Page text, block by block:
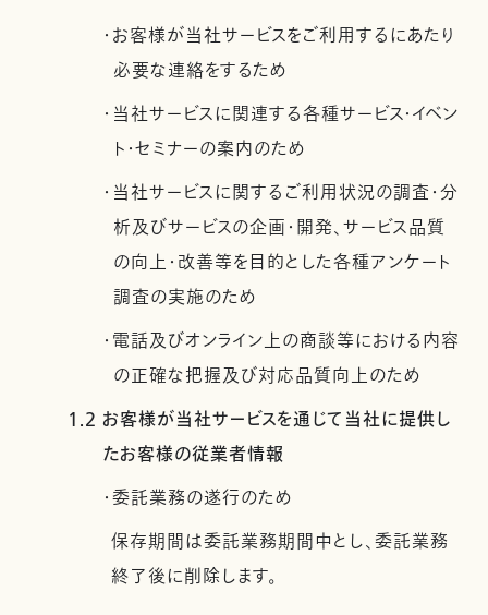
・お客様が当社サービスをご利用するにあたり
必要な連絡をするため
・当社サービスに関連する各種サービス・イベン
ト・セミナーの案内のため
・当社サービスに関するご利用状況の調査・分
析及びサービスの企画・開発、サービス品質
の向上・改善等を目的とした各種アンケート
調査の実施のため
・電話及びオンライン上の商談等における内容
の正確な把握及び対応品質向上のため
1.2 お客様が当社サービスを通じて当社に提供し
たお客様の従業者情報
・委託業務の遂行のため
保存期間は委託業務期間中とし、委託業務
終了後に削除します。